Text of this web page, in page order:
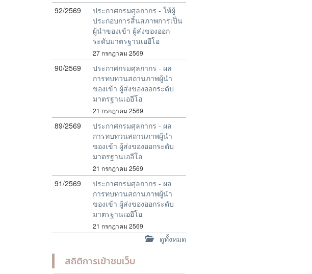
92/2569
ประกาศกรมศุลกากร - ให้ผู้
ประกอบการสิ้นสภาพการเป็น
ผู้นำของเข้า ผู้ส่งของออก
ระดับมาตรฐานเออีโอ
27 กรกฎาคม 2569
90/2569
ประกาศกรมศุลกากร - ผล
การทบทวนสถานภาพผู้นำ
ของเข้า ผู้ส่งของออกระดับ
มาตรฐานเออีโอ
21 กรกฎาคม 2569
89/2569
ประกาศกรมศุลกากร - ผล
การทบทวนสถานภาพผู้นำ
ของเข้า ผู้ส่งของออกระดับ
มาตรฐานเออีโอ
21 กรกฎาคม 2569
91/2569
ประกาศกรมศุลกากร - ผล
การทบทวนสถานภาพผู้นำ
ของเข้า ผู้ส่งของออกระดับ
มาตรฐานเออีโอ
21 กรกฎาคม 2569
ดูทั้งหมด
สถิติการเข้าชมเว็บ